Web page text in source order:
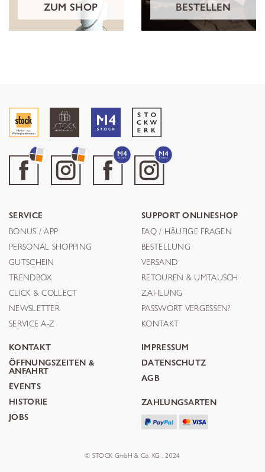
ZUM SHOP BESTELLEN
SERVICE
BONUS / APP
PERSONAL SHOPPING
GUTSCHEIN
TRENDBOX
CLICK & COLLECT
NEWSLETTER
SERVICE A-Z
SUPPORT ONLINESHOP
FAQ / HÄUFIGE FRAGEN
BESTELLUNG
VERSAND
RETOUREN & UMTAUSCH
ZAHLUNG
PASSWORT VERGESSEN?
KONTAKT
KONTAKT
ÖFFNUNGSZEITEN &
ANFAHRT
EVENTS
HISTORIE
JOBS
IMPRESSUM
DATENSCHUTZ
AGB
ZAHLUNGSARTEN
© STOCK GmbH & Co. KG . 2024